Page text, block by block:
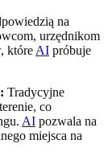
na
urzędnikom
które AI próbuje
Tradycyjne
co
AI pozwala na
miejsca na